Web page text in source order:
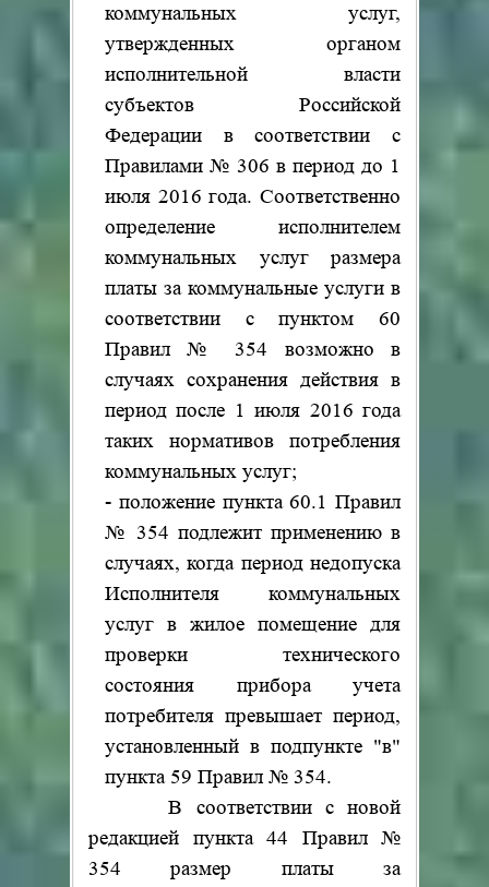
коммунальных услуг,
утвержденных органом
исполнительной власти
субъектов Российской
Федерации в соответствии с
Правилами № 306 в период до 1
июля 2016 года. Соответственно
определение исполнителем
коммунальных услуг размера
платы за коммунальные услуги в
соответствии с пунктом 60
Правил № 354 возможно в
случаях сохранения действия в
период после 1 июля 2016 года
таких нормативов потребления
коммунальных услуг;
- положение пункта 60.1 Правил
№ 354 подлежит применению в
случаях, когда период недопуска
Исполнителя коммунальных
услуг в жилое помещение для
проверки технического
состояния прибора учета
потребителя превышает период,
установленный в подпункте "в"
пункта 59 Правил № 354.
В соответствии с новой
редакцией пункта 44 Правил №
354 размер платы за